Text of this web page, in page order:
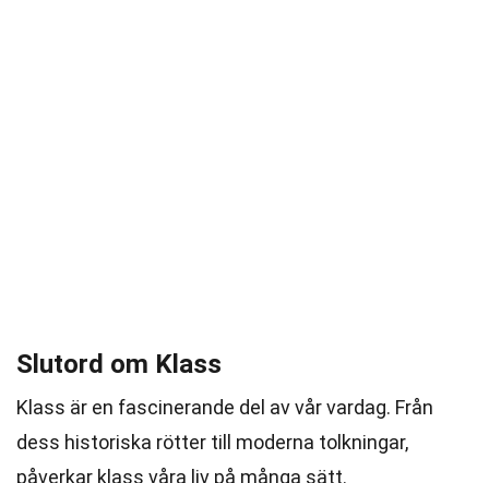
Slutord om Klass
Klass är en fascinerande del av vår vardag. Från
dess historiska rötter till moderna tolkningar,
påverkar klass våra liv på många sätt.